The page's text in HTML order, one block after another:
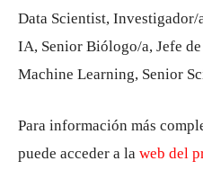
Data Scientist,
IA, Senior Biólogo/a, Jefe
Machine Learning, Senior
Para información más
puede acceder a la web del